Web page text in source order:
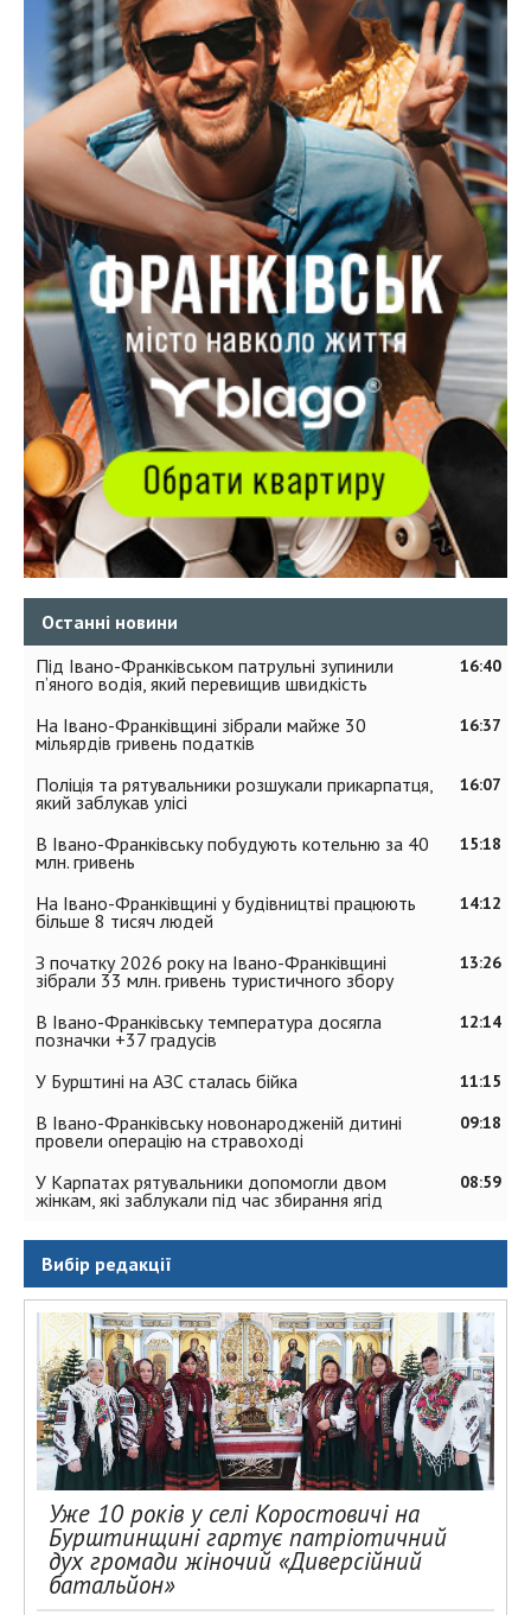
Останні новини
16:40
Під Івано-Франківськом патрульні зупинили
п’яного водія, який перевищив швидкість
16:37
На Івано-Франківщині зібрали майже 30
мільярдів гривень податків
16:07
Поліція та рятувальники розшукали прикарпатця,
який заблукав улісі
15:18
В Івано-Франківську побудують котельню за 40
млн. гривень
14:12
На Івано-Франківщині у будівництві працюють
більше 8 тисяч людей
13:26
З початку 2026 року на Івано-Франківщині
зібрали 33 млн. гривень туристичного збору
12:14
В Івано-Франківську температура досягла
позначки +37 градусів
11:15
У Бурштині на АЗС сталась бійка
09:18
В Івано-Франківську новонародженій дитині
провели операцію на стравоході
08:59
У Карпатах рятувальники допомогли двом
жінкам, які заблукали під час збирання ягід
Вибір редакції
Уже 10 років у селі Коростовичі на
Бурштинщині гартує патріотичний
дух громади жіночий «Диверсійний
батальйон»